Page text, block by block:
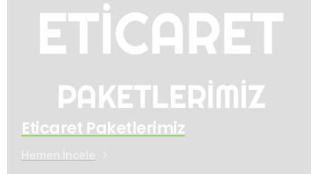
Eticaret Paketlerimiz